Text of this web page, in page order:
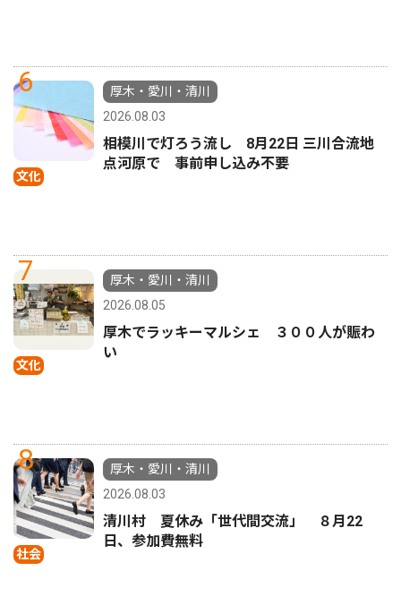
6
文化
厚木・愛川・清川
2026.08.03
相模川で灯ろう流し 8月22日 三川合流地
点河原で 事前申し込み不要
7
文化
厚木・愛川・清川
2026.08.05
厚木でラッキーマルシェ ３００人が賑わ
い
8
社会
厚木・愛川・清川
2026.08.03
清川村 夏休み「世代間交流」 ８月22
日、参加費無料